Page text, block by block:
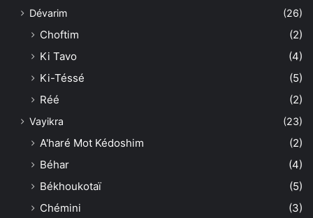
Dévarim (26)
Choftim
(2)
Ki Tavo
(4)
Ki-Téssé
(5)
Réé
(2)
Vayikra (23)
A'haré Mot Kédoshim
(2)
Béhar
(4)
Békhoukotaï
(5)
Chémini
(3)